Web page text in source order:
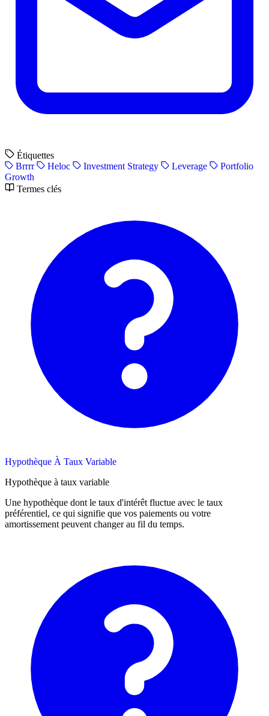
Étiquettes
Brrrr
Heloc Investment Strategy Leverage
Portfolio
Growth
Termes clés
Hypothèque À Taux Variable
Hypothèque à taux variable
Une hypothèque dont le taux d'intérêt fluctue avec le taux
préférentiel, ce qui signifie que vos paiements ou votre
amortissement peuvent changer au fil du temps.